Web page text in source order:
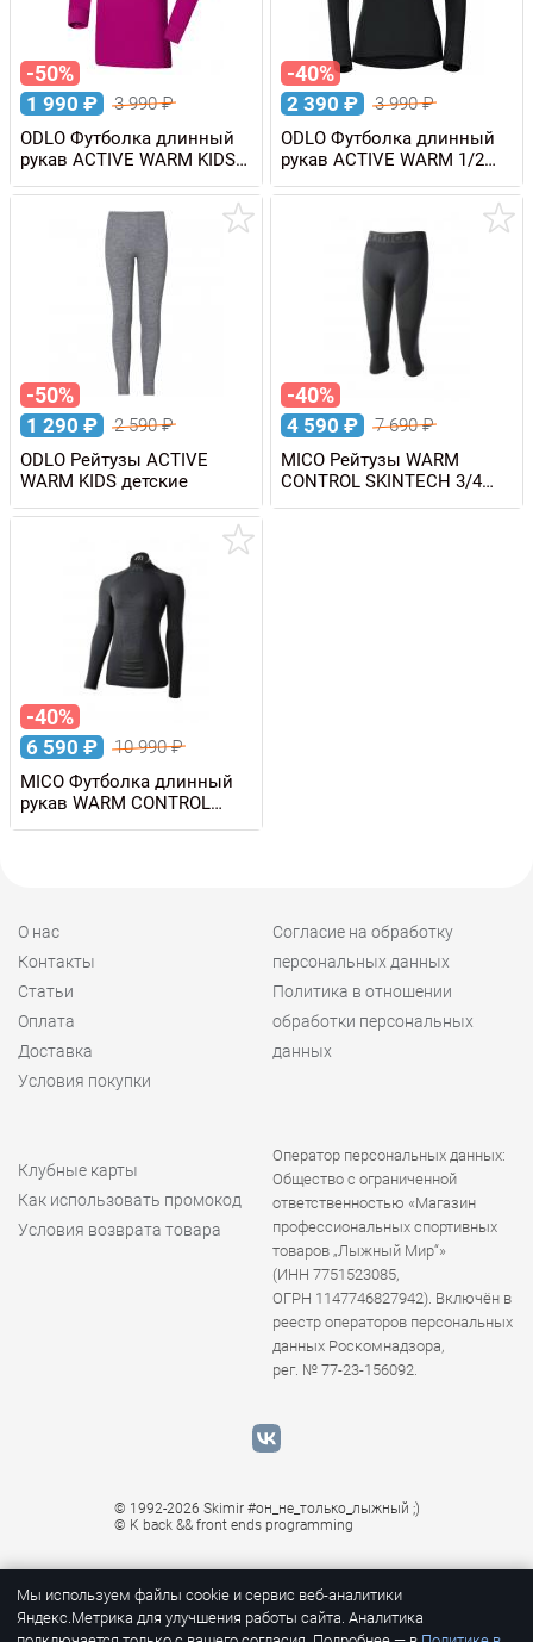
-50%
1 990 ₽ 3 990₽
ODLO Футболка длинный
рукав ACTIVE WARM KIDS
детская
-40%
2 390 ₽ 3 990₽
ODLO Футболка длинный
рукав ACTIVE WARM 1/2
Zip женская
-50%
1 290 ₽ 2 590₽
ODLO Рейтузы ACTIVE
WARM KIDS детские
-40%
4 590 ₽ 7 690₽
MICO Рейтузы WARM
CONTROL SKINTECH 3/4
женские
-40%
6 590 ₽ 10 990₽
MICO Футболка длинный
рукав WARM CONTROL
SKINTECH с воротом,
О нас
Контакты
Статьи
Оплата
Доставка
Условия покупки
Согласие на обработку
персональных данных
Политика в отношении
обработки персональных
данных
Клубные карты
Как использовать промокод
Условия возврата товара
Оператор персональных данных:
Общество с ограниченной
ответственностью «Магазин
профессиональных спортивных
товаров „Лыжный Мир“»
(ИНН 7751523085,
ОГРН 1147746827942). Включён в
реестр операторов персональных
данных Роскомнадзора,
рег. № 77-23-156092.
© 1992-2026 Skimir #он_не_только_лыжный ;)
© K back && front ends programming
Мы используем файлы cookie и сервис веб-аналитики
Яндекс.Метрика для улучшения работы сайта. Аналитика